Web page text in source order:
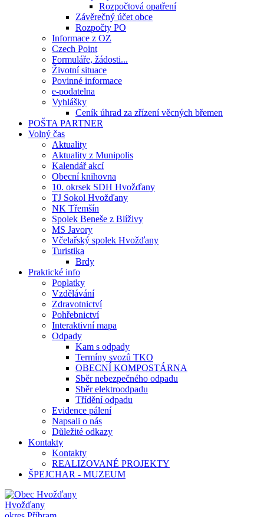
Rozpočtová opatření
Závěrečný účet obce
Rozpočty PO
Informace z OZ
Czech Point
Formuláře, žádosti...
Životní situace
Povinné informace
e-podatelna
Vyhlášky
Ceník úhrad za zřízení věcných břemen
POŠTA PARTNER
Volný čas
Aktuality
Aktuality z Munipolis
Kalendář akcí
Obecní knihovna
10. okrsek SDH Hvožďany
TJ Sokol Hvožďany
NK Třemšín
Spolek Beneše z Blíživy
MS Javory
Včelařský spolek Hvožďany
Turistika
Brdy
Praktické info
Poplatky
Vzdělávání
Zdravotnictví
Pohřebnictví
Interaktivní mapa
Odpady
Kam s odpady
Termíny svozů TKO
OBECNÍ KOMPOSTÁRNA
Sběr nebezpečného odpadu
Sběr elektroodpadu
Třídění odpadu
Evidence pálení
Napsali o nás
Důležité odkazy
Kontakty
Kontakty
REALIZOVANÉ PROJEKTY
ŠPEJCHAR - MUZEUM
Hvožďany